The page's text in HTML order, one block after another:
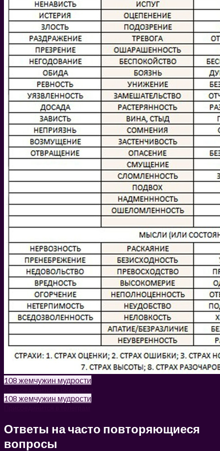
108 жемчужин мудрости
108 жемчужин мудрости
Ответы на часто повторяющиеся
вопросы